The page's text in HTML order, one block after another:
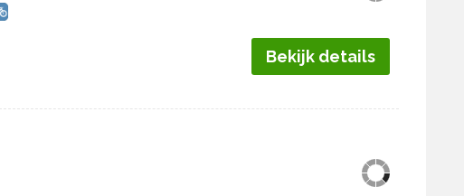
Bekijk details